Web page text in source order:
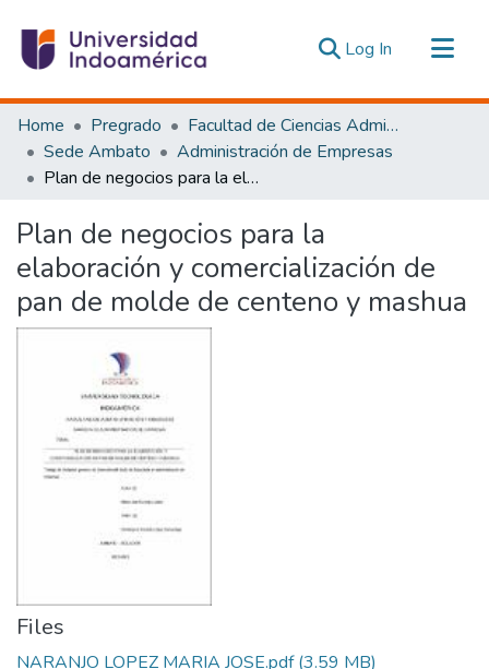
Log In (current)
Communities & Collections
All of DSpace
Statistics
Home Pregrado
Facultad de Ciencias Administrativas y Económicas
Sede Ambato
Administración de Empresas
Plan de negocios para la elaboración y comercialización de pan de molde de centeno y mashua
Plan de negocios para la
elaboración y comercialización de
pan de molde de centeno y mashua
Files
NARANJO LOPEZ MARIA JOSE.pdf(3.59 MB)